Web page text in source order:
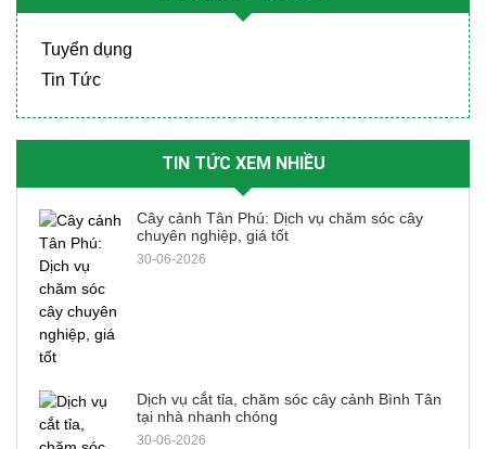
Tuyển dụng
Tin Tức
TIN TỨC XEM NHIỀU
Cây cảnh Tân Phú: Dịch vụ chăm sóc cây
chuyên nghiệp, giá tốt
30-06-2026
Dịch vụ cắt tỉa, chăm sóc cây cảnh Bình Tân
tại nhà nhanh chóng
30-06-2026